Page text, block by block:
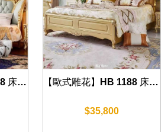
【歐式雕花】HB 8188 床組(華麗金) 【歐式雕花】HB 1188 床組(華麗金)
$35,800